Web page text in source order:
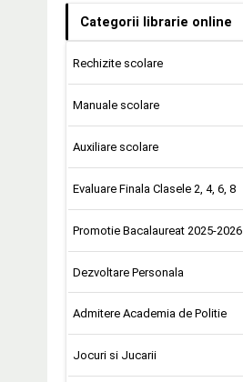
Categorii librarie online
Rechizite scolare
Manuale scolare
Auxiliare scolare
Evaluare Finala Clasele 2, 4, 6, 8
Promotie Bacalaureat 2025-2026
Dezvoltare Personala
Admitere Academia de Politie
Jocuri si Jucarii